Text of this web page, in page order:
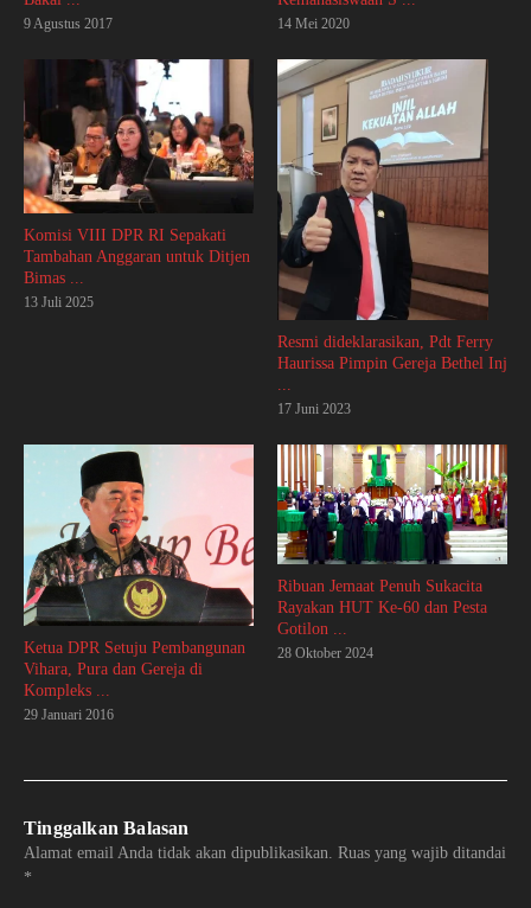
9 Agustus 2017 14 Mei 2020
Komisi VIII DPR RI Sepakati
Tambahan Anggaran untuk Ditjen
Bimas ...
13 Juli 2025
Resmi dideklarasikan, Pdt Ferry
Haurissa Pimpin Gereja Bethel Inj
...
17 Juni 2023
Ketua DPR Setuju Pembangunan
Vihara, Pura dan Gereja di
Kompleks ...
29 Januari 2016
Ribuan Jemaat Penuh Sukacita
Rayakan HUT Ke-60 dan Pesta
Gotilon ...
28 Oktober 2024
Tinggalkan Balasan
Alamat email Anda tidak akan dipublikasikan. Ruas yang wajib ditandai
*